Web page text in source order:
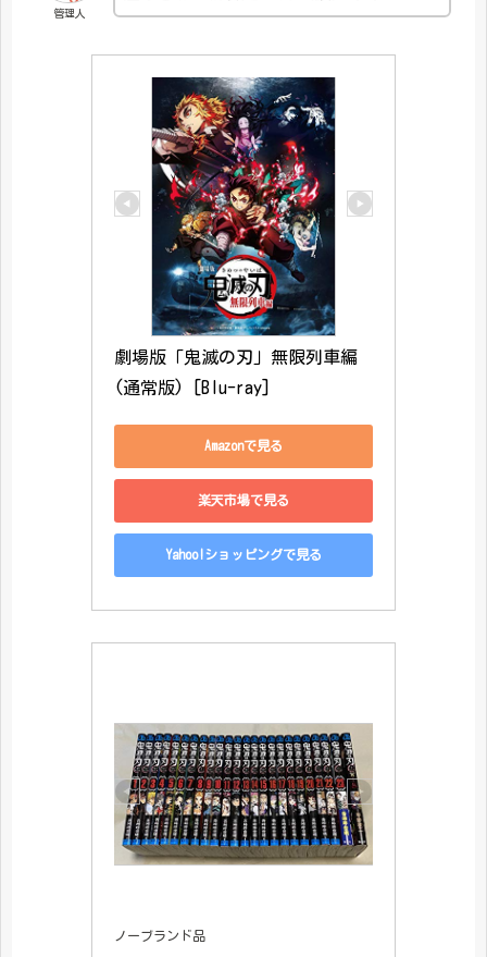
管理人
劇場版「鬼滅の刃」無限列車編
(通常版) [Blu-ray]
Amazonで見る
楽天市場で見る
Yahoo!ショッピングで見る
ノーブランド品